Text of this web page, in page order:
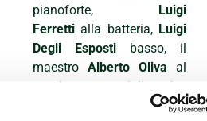
pianoforte, Luigi
Ferretti alla batteria, Luigi
Degli Esposti basso, il
maestroAlberto Oliva al
trombone e dalle due
Barbara Tuzzie